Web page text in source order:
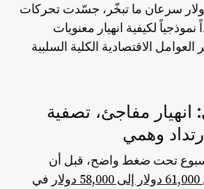
نحو 60,000 دولار سرعان ما تبخّر، جسّدت تحركات
لكيفية انهيار معنويات
الاقتصادية الكلية السلبية
مفاجئ، تصفية
وهمي
تحت ضغط واضح، قبل أن
في